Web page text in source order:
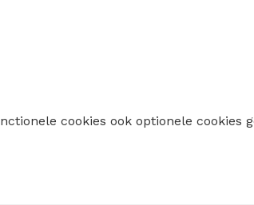
cookies ook optionele cookies